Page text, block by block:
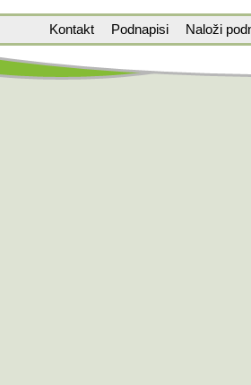
Kontakt Podnapisi Naloži